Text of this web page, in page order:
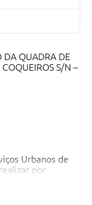
DA QUADRA DE
COQUEIROS S/N –
Urbanos de
por
Licitação – CPL,
2020, na